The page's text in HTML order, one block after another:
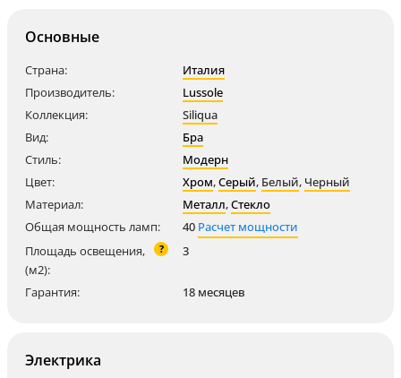
Основные
Страна:
Италия
Производитель:
Lussole
Коллекция:
Siliqua
Вид:
Бра
Стиль:
Модерн
Цвет:
Хром,Серый, Белый, Черный
Материал:
Металл,Стекло
Общая мощность ламп:
40 Расчет мощности
Площадь освещения,
(м2):
? 3
Гарантия: 18 месяцев
Электрика